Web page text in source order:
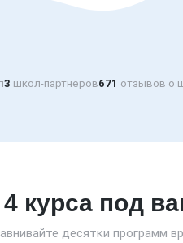
3 школ-партнёров671 отзывов о
4 курса под
десятки программ